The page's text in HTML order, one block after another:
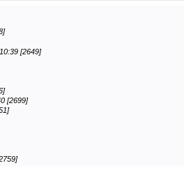
[2649]
[2699]